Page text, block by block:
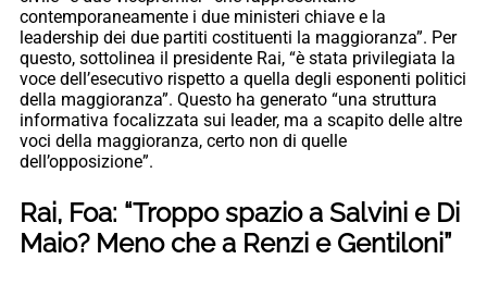
contemporaneamente i due ministeri chiave e la
leadership dei due partiti costituenti la maggioranza”. Per
questo, sottolinea il presidente Rai, “è stata privilegiata la
voce dell’esecutivo rispetto a quella degli esponenti politici
della maggioranza”. Questo ha generato “una struttura
informativa focalizzata sui leader, ma a scapito delle altre
voci della maggioranza, certo non di quelle
dell’opposizione”.
Rai, Foa: “Troppo spazio a Salvini e Di
Maio? Meno che a Renzi e Gentiloni”